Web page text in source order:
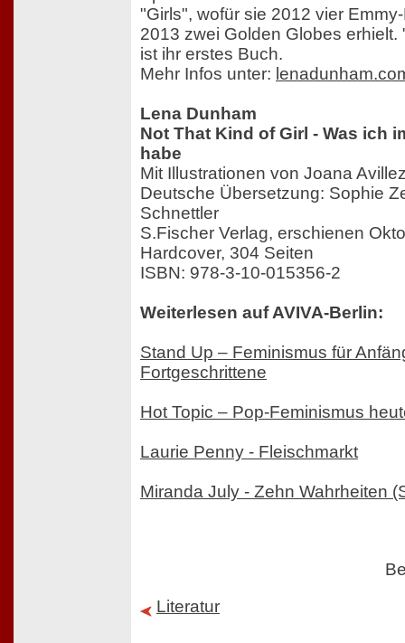
"Girls", wofür sie 2012 vier
2013 zwei Golden Globes erhielt.
ist ihr erstes Buch.
Mehr Infos unter:
Lena Dunham
Not That Kind of Girl - Was ich
habe
Mit Illustrationen von Joana
Deutsche Übersetzung: Sophie
Schnettler
S.Fischer Verlag, erschienen
Hardcover, 304 Seiten
ISBN: 978-3-10-015356-2
Weiterlesen auf AVIVA-Berlin:
Stand Up – Feminismus für
Fortgeschrittene
Hot Topic – Pop-Feminismus
Laurie Penny - Fleischmarkt
Miranda July - Zehn Wahrheiten
Literatur